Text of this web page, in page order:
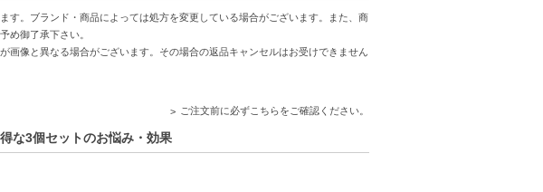
り防ぎます。
が気持ちを癒やし、毎日のスキンケアが楽しみに。
。ブランド・商品によっては処方を変更している場合がございます。また、商
め御了承下さい。
像と異なる場合がございます。その場合の返品キャンセルはお受けできません
ご注文前に必ずこちらをご確認ください。
な3個セットのお悩み・効果